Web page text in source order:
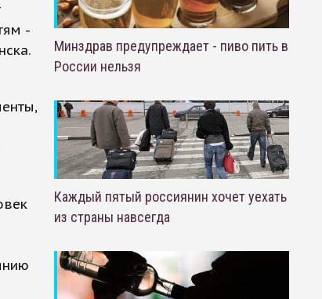
-
Минздрав предупреждает - пиво пить в
России нельзя
Каждый пятый россиянин хочет уехать
из страны навсегда